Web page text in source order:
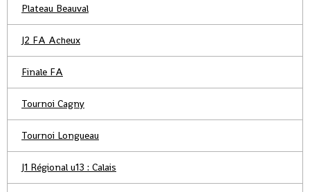
Plateau Beauval
J2 FA Acheux
Finale FA
Tournoi Cagny
Tournoi Longueau
J1 Régional u13 : Calais